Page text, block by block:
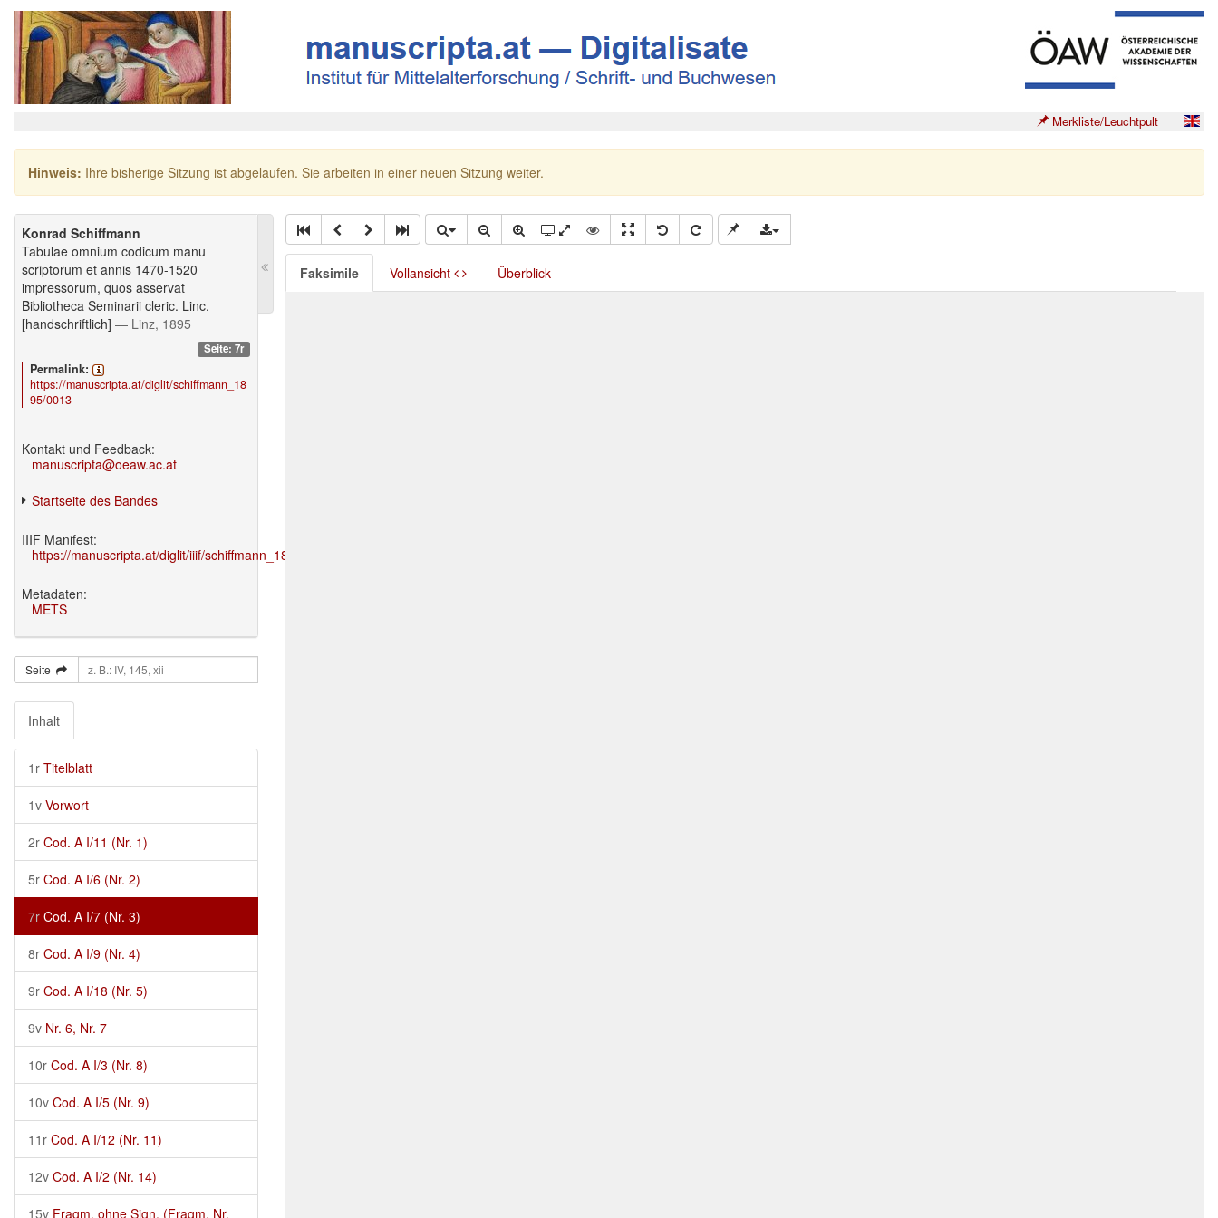
Merkliste/Leuchtpult
Hinweis: Ihre bisherige Sitzung ist abgelaufen. Sie arbeiten in einer neuen Sitzung weiter.
Konrad Schiffmann
Tabulae omnium codicum manu
scriptorum et annis 1470-1520
impressorum, quos asservat
Bibliotheca Seminarii cleric. Linc.
[handschriftlich] — Linz, 1895
Seite: 7r
Permalink:
https://manuscripta.at/diglit/schiffmann_18
95/0013
Kontakt und Feedback:
manuscripta@oeaw.ac.at
Startseite des Bandes
IIIF Manifest:
https://manuscripta.at/diglit/iiif/schiffmann_1895/manifest.json
Metadaten:
METS
Seite
Inhalt
1r Titelblatt
1v Vorwort
2r Cod. A I/11 (Nr. 1)
5r Cod. A I/6 (Nr. 2)
7r Cod. A I/7 (Nr. 3)
8r Cod. A I/9 (Nr. 4)
9r Cod. A I/18 (Nr. 5)
9v Nr. 6, Nr. 7
10r Cod. A I/3 (Nr. 8)
10v Cod. A I/5 (Nr. 9)
11r Cod. A I/12 (Nr. 11)
12v Cod. A I/2 (Nr. 14)
15v Fragm. ohne Sign. (Fragm. Nr.
Faksimile Vollansicht Überblick